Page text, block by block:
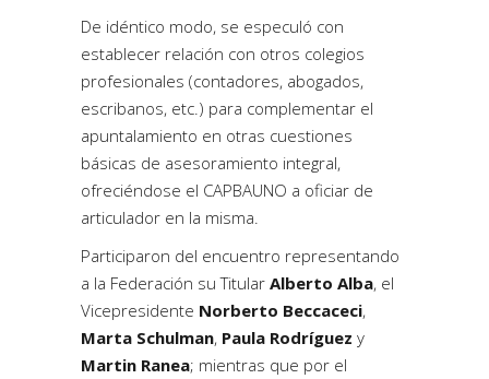
De idéntico modo, se especuló con
establecer relación con otros colegios
profesionales (contadores, abogados,
escribanos, etc.) para complementar el
apuntalamiento en otras cuestiones
básicas de asesoramiento integral,
ofreciéndose el CAPBAUNO a oficiar de
articulador en la misma.
Participaron del encuentro representando
a la Federación su Titular Alberto Alba, el
Vicepresidente Norberto Beccaceci,
Marta Schulman, Paula Rodríguez y
Martin Ranea; mientras que por el